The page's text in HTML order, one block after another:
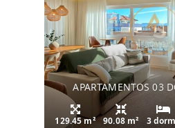
APARTAMENTOS 03
129.45 m² 90.08 m² 3